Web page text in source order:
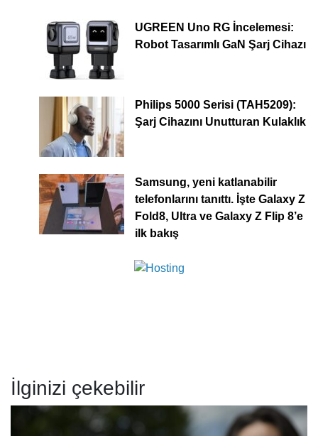
UGREEN Uno RG İncelemesi:
Robot Tasarımlı GaN Şarj Cihazı
Philips 5000 Serisi (TAH5209):
Şarj Cihazını Unutturan Kulaklık
Samsung, yeni katlanabilir
telefonlarını tanıttı. İşte Galaxy Z
Fold8, Ultra ve Galaxy Z Flip 8’e
ilk bakış
İlginizi çekebilir